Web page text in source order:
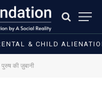
& CHILD
की ज़ुबानी